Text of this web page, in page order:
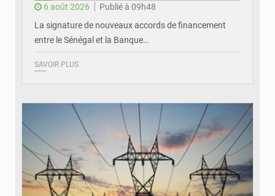
6 août 2026
Publié à 09h48
La signature de nouveaux accords de financement
entre le Sénégal et la Banque…
SAVOIR PLUS